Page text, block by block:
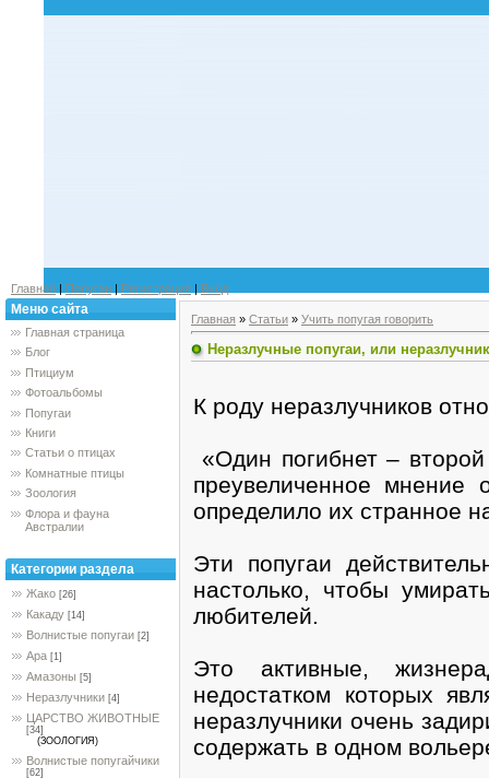
Главная | Попугаи | Регистрация | Вход
Меню сайта
Главная страница
Блог
Птициум
Фотоальбомы
Попугаи
Книги
Статьи о птицах
Комнатные птицы
Зоология
Флора и фауна
Австралии
Категории раздела
Жако [26]
Какаду [14]
Волнистые попугаи [2]
Ара [1]
Амазоны [5]
Неразлучники [4]
ЦАРСТВО ЖИВОТНЫЕ
[34]
(ЗООЛОГИЯ)
Волнистые попугайчики
[62]
Главная » Статьи » Учить попугая говорить
Неразлучные попугаи, или
К роду неразлучников
«Один погибнет –
преувеличенное мнение
определило их странное
Эти попугаи
настолько, чтобы
любителей.
Это активные,
недостатком которых
неразлучники очень
содержать в одном